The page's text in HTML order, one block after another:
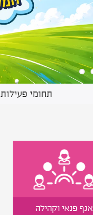
תחומי פעילות
אגף פנאי וקהילה